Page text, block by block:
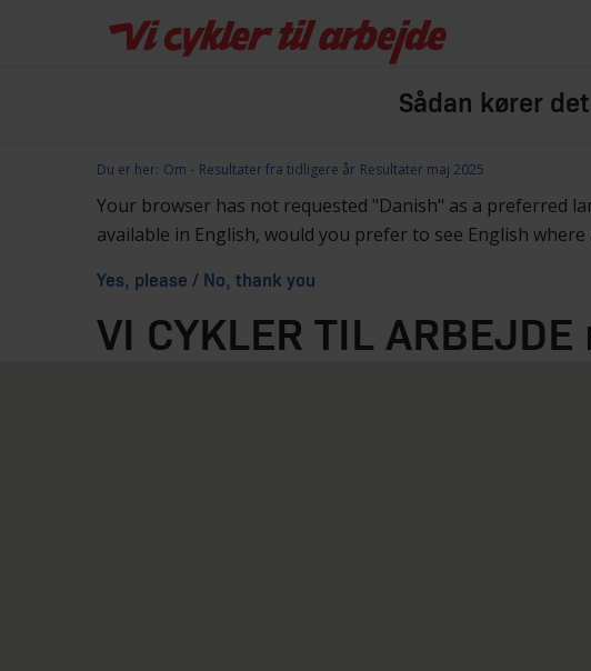
Sådan kører
Du er her: Om Resultater fra tidligere år Resultater maj 2025
Your browser has not requested "Danish" as a preferred
available in English, would you prefer to see English where
Yes, please / No, thank you
VI CYKLER TIL